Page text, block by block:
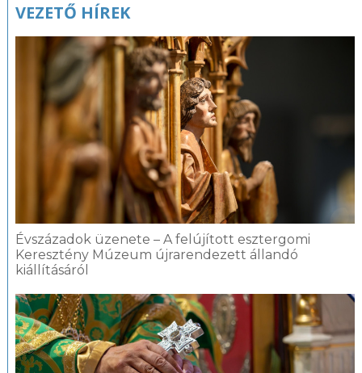
VEZETŐ HÍREK
Évszázadok üzenete – A felújított esztergomi
Keresztény Múzeum újrarendezett állandó
kiállításáról